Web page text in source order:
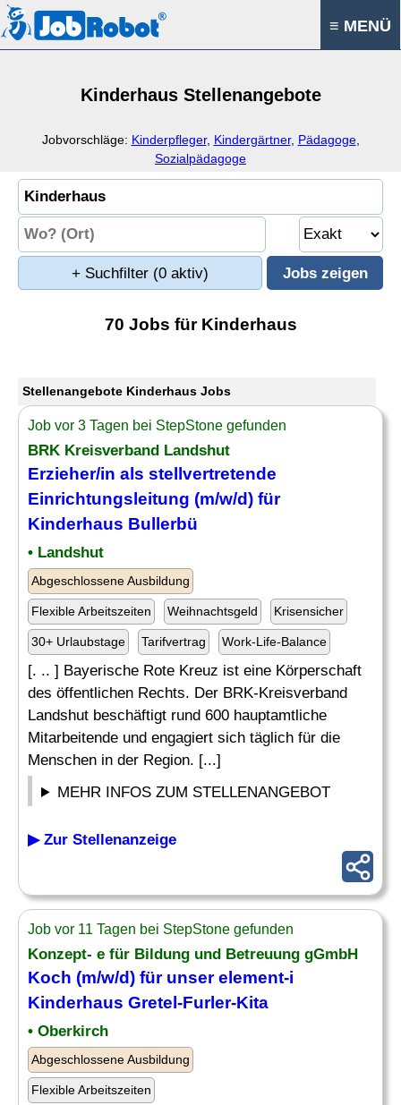
≡ MENÜ
Kinderhaus Stellenangebote
Jobvorschläge: Kinderpfleger, Kindergärtner, Pädagoge,
Sozialpädagoge
+ Suchfilter (0 aktiv)
70 Jobs für Kinderhaus
Stellenangebote Kinderhaus Jobs
Job vor 3 Tagen bei StepStone gefunden
BRK Kreisverband Landshut
Erzieher/in als stellvertretende
Einrichtungsleitung (m/w/d) für
Kinderhaus Bullerbü
• Landshut
Abgeschlossene Ausbildung
Flexible Arbeitszeiten Weihnachtsgeld Krisensicher
30+ Urlaubstage Tarifvertrag Work-Life-Balance
[. .. ] Bayerische Rote Kreuz ist eine Körperschaft
des öffentlichen Rechts. Der BRK-Kreisverband
Landshut beschäftigt rund 600 hauptamtliche
Mitarbeitende und engagiert sich täglich für die
Menschen in der Region. [...]
MEHR INFOS ZUM STELLENANGEBOT
▶ Zur Stellenanzeige
Job vor 11 Tagen bei StepStone gefunden
Konzept- e für Bildung und Betreuung gGmbH
Koch (m/w/d) für unser element-i
Kinderhaus Gretel-Furler-Kita
• Oberkirch
Abgeschlossene Ausbildung
Flexible Arbeitszeiten